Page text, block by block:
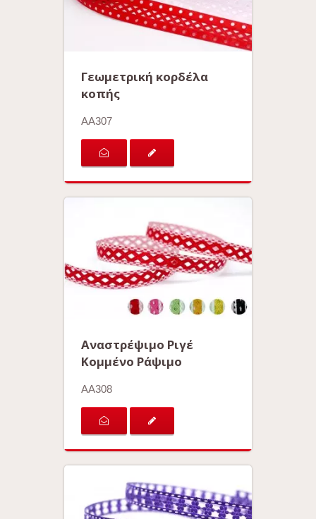
Γεωμετρική κορδέλα
κοπής
AA307
Αναστρέψιμο Ριγέ
Κομμένο Ράψιμο
AA308